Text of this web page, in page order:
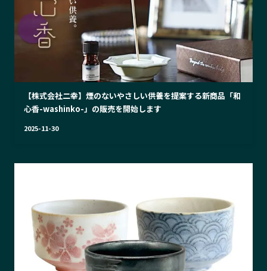
【株式会社二幸】煙のないやさしい供養を提案する新商品「和
心香-washinko-」の販売を開始します
2025-11-30